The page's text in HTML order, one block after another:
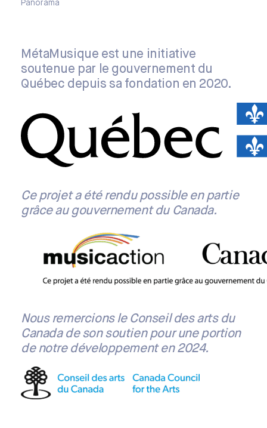
Panorama
MétaMusique est une initiative
soutenue par le gouvernement du
Québec depuis sa fondation en 2020.
Ce projet a été rendu possible en partie
grâce au gouvernement du Canada.
Nous remercions le Conseil des arts du
Canada de son soutien pour une portion
de notre développement en 2024.